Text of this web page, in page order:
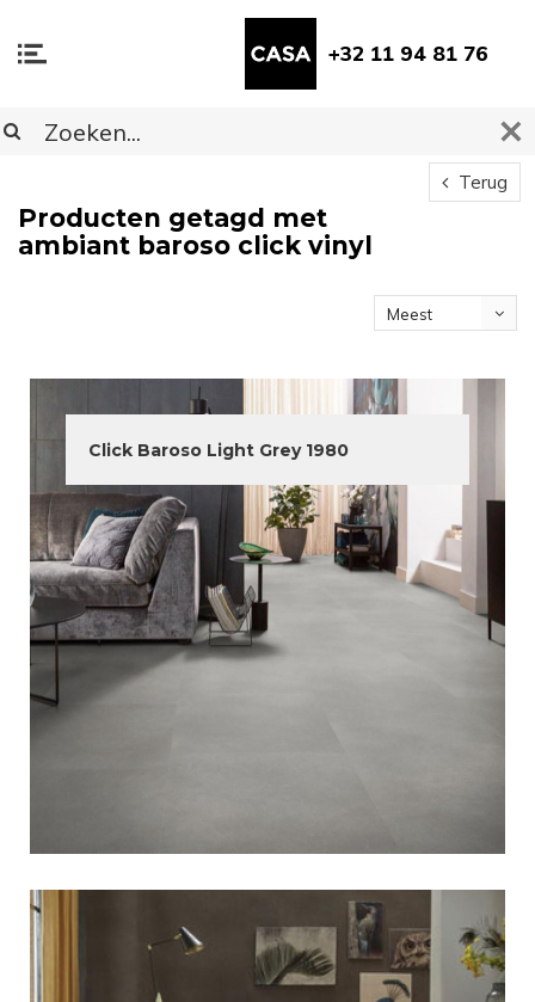
+32 11 94 81 76
Terug
Producten getagd met
ambiant baroso click vinyl
Meest
Click Baroso Light Grey 1980